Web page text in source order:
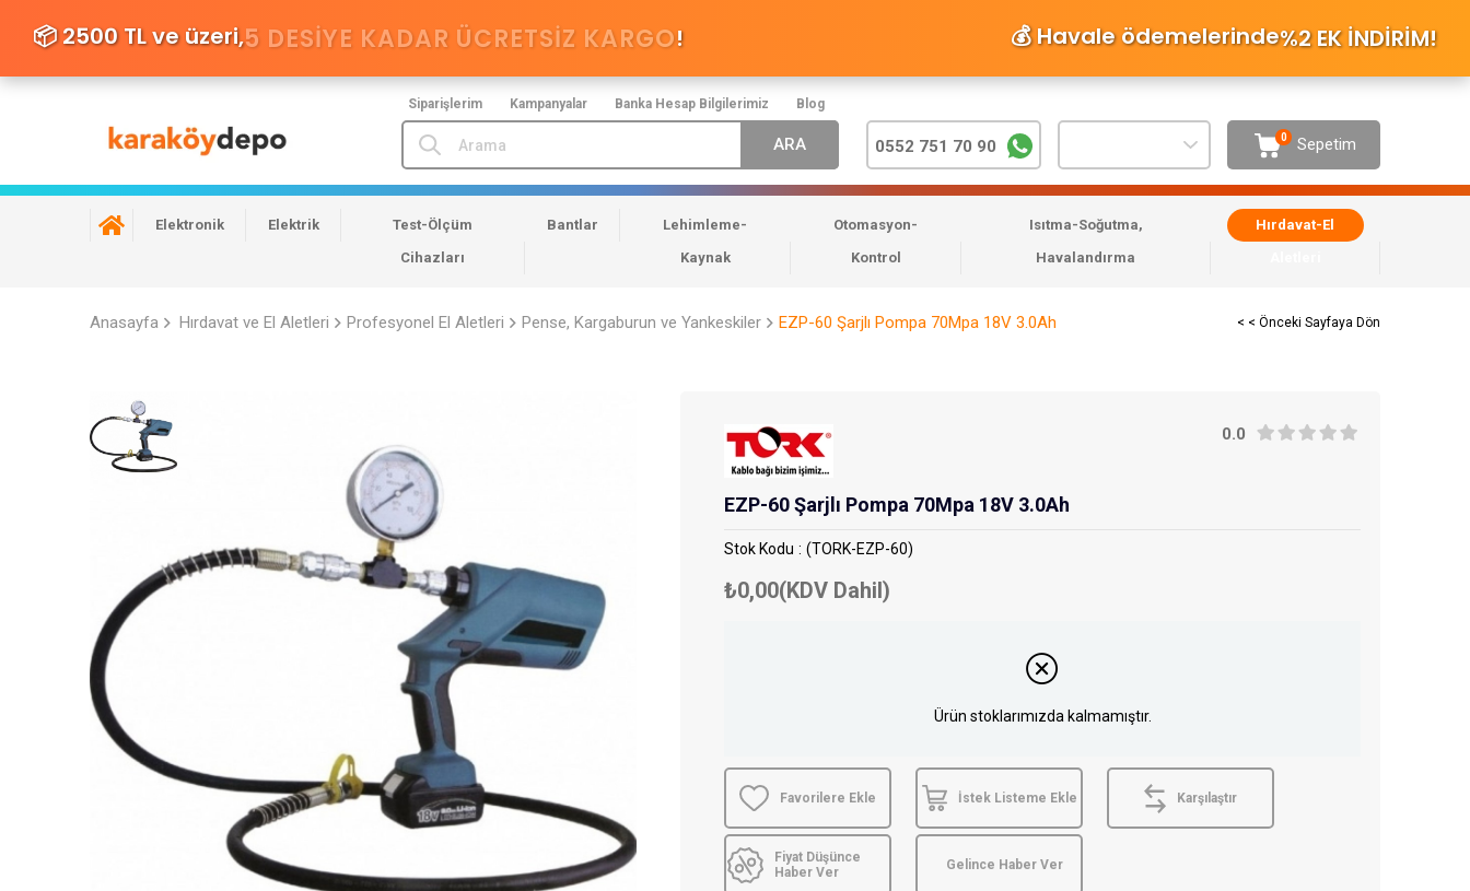
Siparişlerim Kampanyalar Banka Hesap Bilgilerimiz Blog
📦 2500 TL ve üzeri,5 DESIYE KADAR ÜCRETSİZ KARGO! 💰 Havale ödemelerinde%2 EK İNDİRİM!
Sepetim
0
0552 751 70 90
Elektronik Elektrik
Test-Ölçüm
Cihazları
Bantlar
Lehimleme-
Kaynak
Otomasyon-
Kontrol
Isıtma-Soğutma,
Havalandırma
Hırdavat-El
Anasayfa Hırdavat ve El Aletleri Profesyonel El Aletleri Pense, Kargaburun ve Yankeskiler EZP-60 Şarjlı Pompa 70Mpa 18V 3.0Ah < < Önceki Sayfaya Dön
0.0
EZP-60 Şarjlı Pompa 70Mpa 18V 3.0Ah
Stok Kodu (TORK-EZP-60)
₺0,00(KDV Dahil)
Ürün stoklarımızda kalmamıştır.
Favorilere Ekle İstek Listeme Ekle Karşılaştır
Fiyat Düşünce
Haber Ver
Gelince Haber Ver